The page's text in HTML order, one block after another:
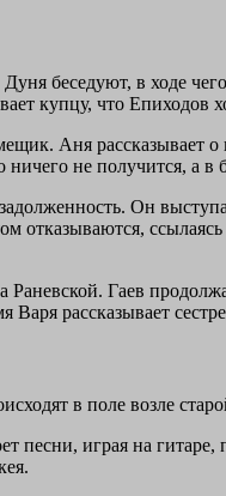
беседуют, в ходе
купцу, что Епиходов
Аня рассказывает
ничего не получится,
Он
отказываются,
Гаев
рассказывает
в поле возле
песни, играя на